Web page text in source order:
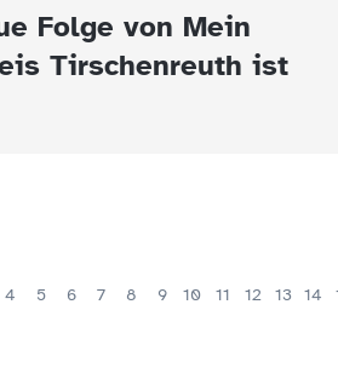
Folge von Mein
Tirschenreuth ist
4 5 6 7 8 9 10 11 12 13 14